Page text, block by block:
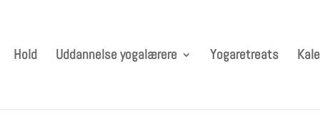
Hold Uddannelse yogalærere Yogaretreats